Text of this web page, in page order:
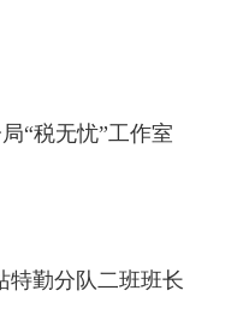
“税无忧”工作室
勤分队二班班长